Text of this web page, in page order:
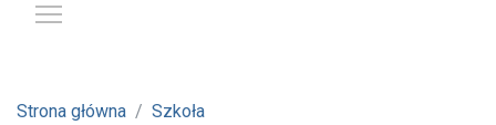
Strona główna Szkoła